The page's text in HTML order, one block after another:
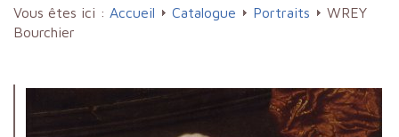
Vous êtes ici : Accueil Catalogue Portraits
WREY
Bourchier